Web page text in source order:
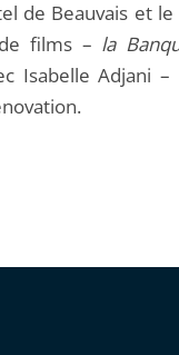
de Beauvais et
films – la
Isabelle Adjani